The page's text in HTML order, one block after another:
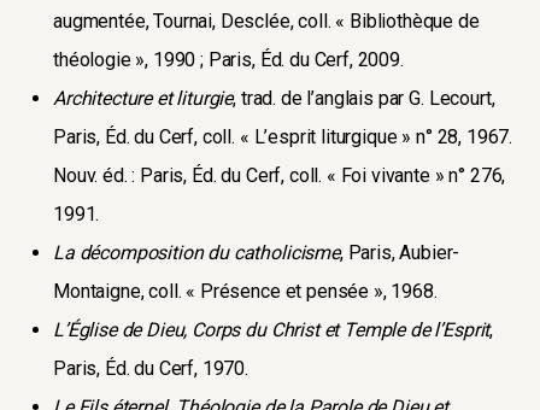
augmentée, Tournai, Desclée, coll. « Bibliothèque de
théologie », 1990 ; Paris, Éd. du Cerf, 2009.
Architecture et liturgie, trad. de l’anglais par G. Lecourt,
Paris, Éd. du Cerf, coll. « L’esprit liturgique » n° 28, 1967.
Nouv. éd. : Paris, Éd. du Cerf, coll. « Foi vivante » n° 276,
1991.
La décomposition du catholicisme, Paris, Aubier-
Montaigne, coll. « Présence et pensée », 1968.
L’Église de Dieu, Corps du Christ et Temple de l’Esprit,
Paris, Éd. du Cerf, 1970.